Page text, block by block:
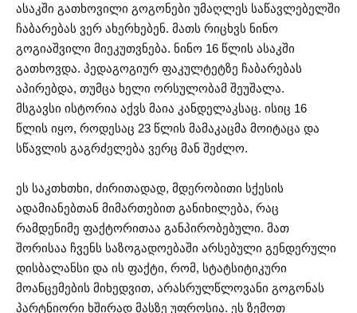
ასაკში გათხოვილი გოგონები უმაღლეს საწავლებელში
ჩაბარებას ვერ ახერხებენ. მათს რიცხვს ნინო
გოგიაშვილი მიეკუთვნება. ნინო 16 წლის ასაკში
გათხოვდა. პედაგოგიურ ფაკულტეტზე ჩაბარებას
აპირებდა, თუმცა ხელი ორსულობამ შეუშალა.
მსგავსი ისტორია აქვს მაია კანდელაკსაც. ისიც 16
წლის იყო, როდესაც 23 წლის მამაკაცმა მოიტაცა და
სწავლის გაგრძელება ვერც მან შეძლო.
ეს საკთხთხი, ძირითადად, მდერობითი სქესის
ადამიანებთან მიმართებით განიხილება, რაც
რამდენიმე ფაქტორითაა განპირობებული. მათ
შორისაა ჩვენს საზოგადოებაში არსებული გენდერული
დისბალანსი და ის ფაქტი, რომ, სტატსიტიკური
მოანცემების მიხედვით, არასრულწლოვანი გოგონას
პარტნიორი ხშირად მასზე უფროსია. ეს ზემოთ